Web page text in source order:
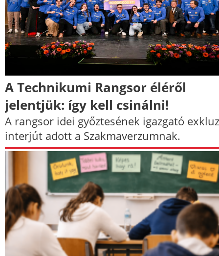
A Technikumi Rangsor éléről
jelentjük: így kell csinálni!
A rangsor idei győztesének igazgató
interjút adott a Szakmaverzumnak.